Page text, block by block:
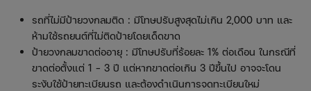
รถที่ไม่มีป้ายวงกลมติด : มีโทษปรับสูงสุดไม่เกิน 2,000 บาท และ
ห้ามใช้รถยนต์ที่ไม่ติดป้ายโดยเด็ดขาด
ป้ายวงกลมขาดต่ออายุ : มีโทษปรับที่ร้อยละ 1% ต่อเดือน ในกรณีที่
ขาดต่อตั้งแต่ 1 – 3 ปี แต่หากขาดต่อเกิน 3 ปีขึ้นไป อาจจะโดน
ระงับใช้ป้ายทะเบียนรถ และต้องดำเนินการจดทะเบียนใหม่